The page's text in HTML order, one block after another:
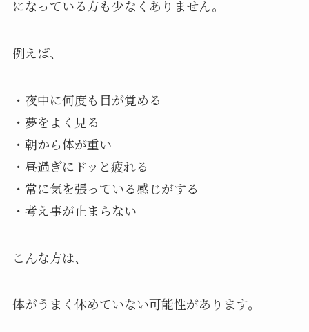
になっている方も少なくありません。
例えば、
・夜中に何度も目が覚める
・夢をよく見る
・朝から体が重い
・昼過ぎにドッと疲れる
・常に気を張っている感じがする
・考え事が止まらない
こんな方は、
体がうまく休めていない可能性があります。